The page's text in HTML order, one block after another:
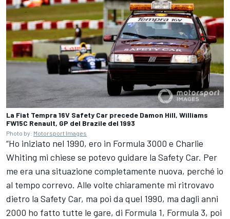
La Fiat Tempra 16V Safety Car precede Damon Hill, Williams
FW15C Renault, GP del Brazile del 1993
Photo by: Motorsport Images
“Ho iniziato nel 1990, ero in Formula 3000 e Charlie
Whiting mi chiese se potevo guidare la Safety Car. Per
me era una situazione completamente nuova, perché io
al tempo correvo. Alle volte chiaramente mi ritrovavo
dietro la Safety Car, ma poi da quel 1990, ma dagli anni
2000 ho fatto tutte le gare, di Formula 1, Formula 3, poi